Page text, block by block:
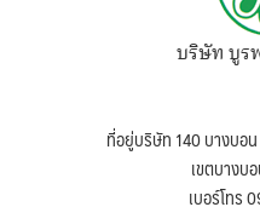
บริษัท บูร
ที่อยู่บริษัท 140 บางบอ
เขตบางบ
เบอร์โทร